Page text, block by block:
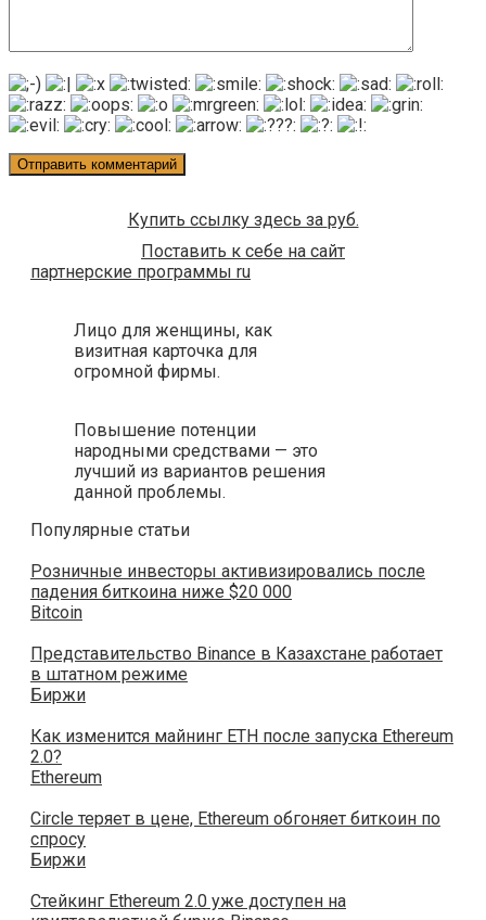
Купить ссылку здесь за руб.
Поставить к себе на сайт
партнерские программы ru
Лицо для женщины, как
визитная карточка для
огромной фирмы.
Повышение потенции
народными средствами — это
лучший из вариантов решения
данной проблемы.
Популярные статьи
Розничные инвесторы активизировались после
падения биткоина ниже $20 000
Bitcoin
Представительство Binance в Казахстане работает
в штатном режиме
Биржи
Как изменится майнинг ETH после запуска Ethereum
2.0?
Ethereum
Circle теряет в цене, Ethereum обгоняет биткоин по
спросу
Биржи
Стейкинг Ethereum 2.0 уже доступен на